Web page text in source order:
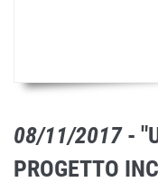
08/11/2017-
PROGETTO